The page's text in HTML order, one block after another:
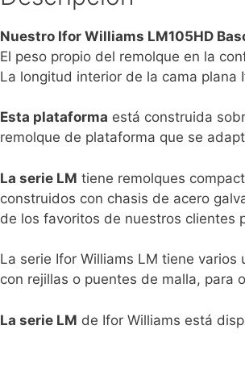
Nuestro Ifor Williams LM105HD
El peso propio del remolque en la
La longitud interior de la cama plana
Esta plataforma está construida
remolque de plataforma que se
La serie LM tiene remolques
construidos con chasis de acero
de los favoritos de nuestros clientes
La serie Ifor Williams LM tiene
con rejillas o puentes de malla, para
La serie LM de Ifor Williams está